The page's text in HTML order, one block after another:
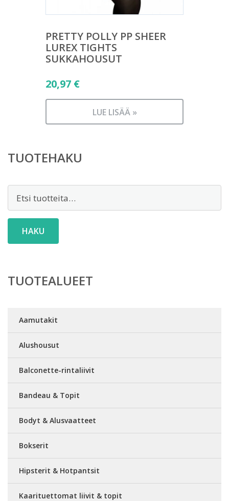
PRETTY POLLY PP SHEER
LUREX TIGHTS
SUKKAHOUSUT
20,97 €
LUE LISÄÄ »
TUOTEHAKU
HAKU
TUOTEALUEET
Aamutakit
Alushousut
Balconette-rintaliivit
Bandeau & Topit
Bodyt & Alusvaatteet
Bokserit
Hipsterit & Hotpantsit
Kaarituettomat liivit & topit